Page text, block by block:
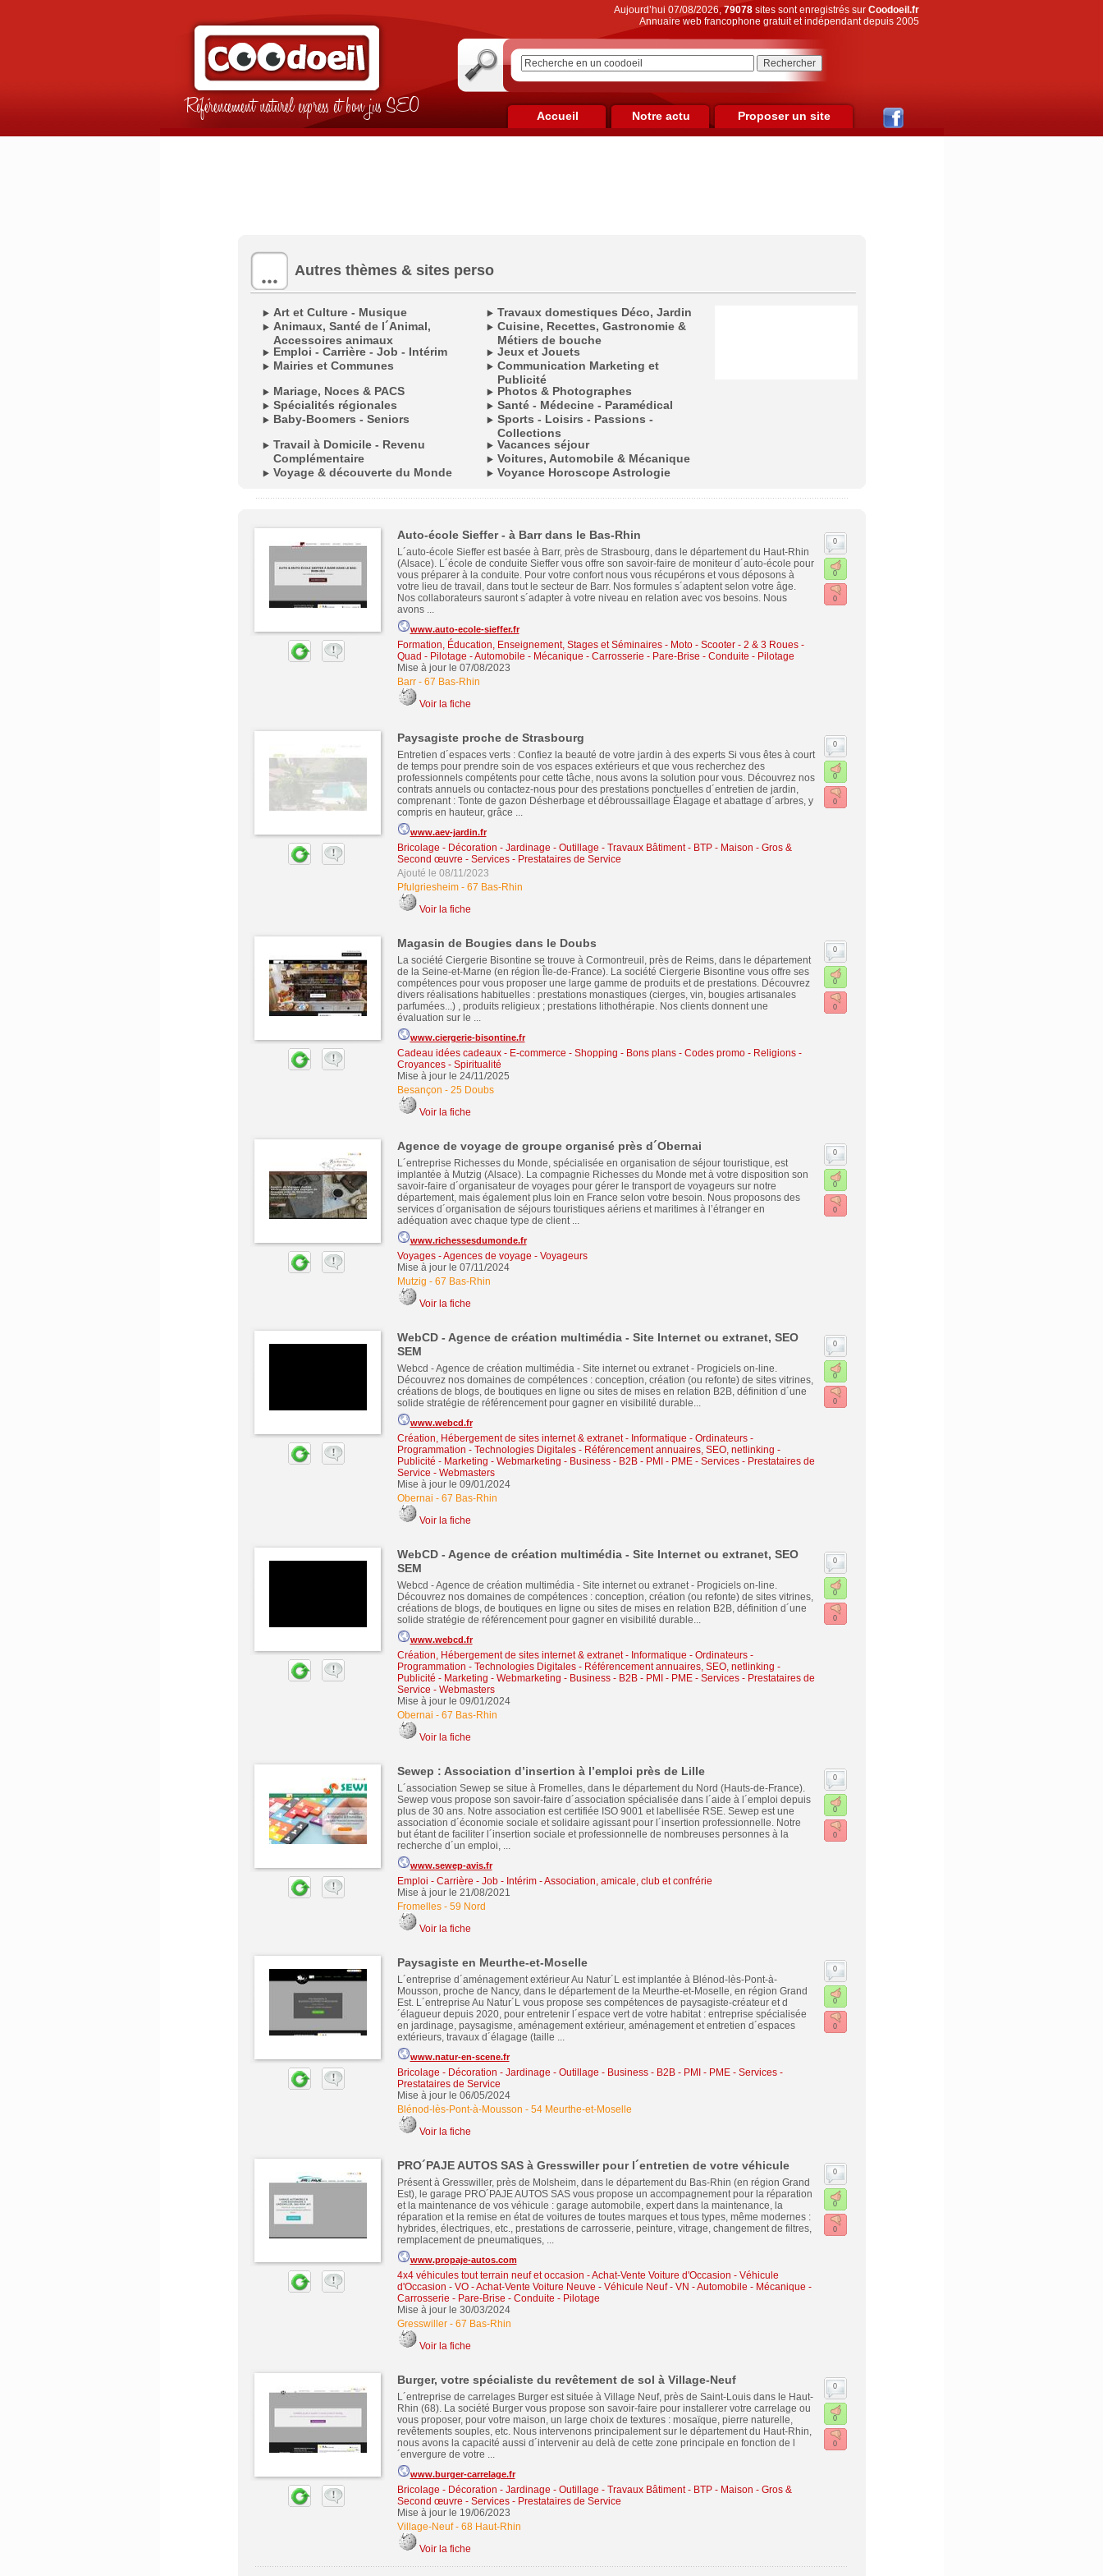
Référencement naturel express et bon jus SEO
Aujourd’hui 07/08/2026,79078sites sont enregistrés sur Coodoeil.fr
Annuaire web francophone gratuit et indépendant depuis 2005
Accueil Notre actu Proposer un site
Autres thèmes & sites perso
Art et Culture - Musique
Travaux domestiques Déco, Jardin
Animaux, Santé de l´Animal,
Accessoires animaux
Cuisine, Recettes, Gastronomie &
Métiers de bouche
Emploi - Carrière - Job - Intérim
Jeux et Jouets
Mairies et Communes
Communication Marketing et
Publicité
Mariage, Noces & PACS
Photos & Photographes
Spécialités régionales
Santé - Médecine - Paramédical
Baby-Boomers - Seniors
Sports - Loisirs - Passions -
Collections
Travail à Domicile - Revenu
Complémentaire
Vacances séjour
Voitures, Automobile & Mécanique
Voyage & découverte du Monde
Voyance Horoscope Astrologie
Auto-école Sieffer - à Barr dans le Bas-Rhin
L´auto-école Sieffer est basée à Barr, près de Strasbourg, dans le département du Haut-Rhin
(Alsace). L´école de conduite Sieffer vous offre son savoir-faire de moniteur d´auto-école pour
vous préparer à la conduite. Pour votre confort nous vous récupérons et vous déposons à
votre lieu de travail, dans tout le secteur de Barr. Nos formules s´adaptent selon votre âge.
Nos collaborateurs sauront s´adapter à votre niveau en relation avec vos besoins. Nous
avons ...
www.auto-ecole-sieffer.fr
Formation, Éducation, Enseignement, Stages et Séminaires- Moto - Scooter - 2 & 3 Roues -
Quad - Pilotage -Automobile - Mécanique - Carrosserie - Pare-Brise - Conduite - Pilotage
Mise à jour le 07/08/2023
Barr- 67 Bas-Rhin
Voir la fiche
0
0
0
Paysagiste proche de Strasbourg
Entretien d´espaces verts : Confiez la beauté de votre jardin à des experts Si vous êtes à court
de temps pour prendre soin de vos espaces extérieurs et que vous recherchez des
professionnels compétents pour cette tâche, nous avons la solution pour vous. Découvrez nos
contrats annuels ou contactez-nous pour des prestations ponctuelles d´entretien de jardin,
comprenant : Tonte de gazon Désherbage et débroussaillage Élagage et abattage d´arbres, y
compris en hauteur, grâce ...
www.aev-jardin.fr
Bricolage - Décoration - Jardinage - Outillage - Travaux Bâtiment - BTP - Maison - Gros &
Second œuvre - Services - Prestataires de Service
Ajouté le 08/11/2023
Pfulgriesheim- 67 Bas-Rhin
Voir la fiche
0
0
0
Magasin de Bougies dans le Doubs
La société Ciergerie Bisontine se trouve à Cormontreuil, près de Reims, dans le département
de la Seine-et-Marne (en région Île-de-France). La société Ciergerie Bisontine vous offre ses
compétences pour vous proposer une large gamme de produits et de prestations. Découvrez
divers réalisations habituelles : prestations monastiques (cierges, vin, bougies artisanales
parfumées...) , produits religieux ; prestations lithothérapie. Nos clients donnent une
évaluation sur le ...
www.ciergerie-bisontine.fr
Cadeau idées cadeaux- E-commerce - Shopping - Bons plans - Codes promo- Religions -
Croyances - Spiritualité
Mise à jour le 24/11/2025
Besançon - 25 Doubs
Voir la fiche
0
0
0
Agence de voyage de groupe organisé près d´Obernai
L´entreprise Richesses du Monde, spécialisée en organisation de séjour touristique, est
implantée à Mutzig (Alsace). La compagnie Richesses du Monde met à votre disposition son
savoir-faire d´organisateur de voyages pour gérer le transport de voyageurs sur notre
département, mais également plus loin en France selon votre besoin. Nous proposons des
services d´organisation de séjours touristiques aériens et maritimes à l’étranger en
adéquation avec chaque type de client ...
www.richessesdumonde.fr
Voyages - Agences de voyage - Voyageurs
Mise à jour le 07/11/2024
Mutzig - 67 Bas-Rhin
Voir la fiche
0
0
0
WebCD - Agence de création multimédia - Site Internet ou extranet, SEO
SEM
Webcd - Agence de création multimédia - Site internet ou extranet - Progiciels on-line.
Découvrez nos domaines de compétences : conception, création (ou refonte) de sites vitrines,
créations de blogs, de boutiques en ligne ou sites de mises en relation B2B, définition d´une
solide stratégie de référencement pour gagner en visibilité durable...
www.webcd.fr
Création, Hébergement de sites internet & extranet- Informatique - Ordinateurs -
Programmation - Technologies Digitales- Référencement annuaires, SEO, netlinking -
Publicité - Marketing - Webmarketing - Business - B2B - PMI - PME- Services - Prestataires de
Service - Webmasters
Mise à jour le 09/01/2024
Obernai - 67 Bas-Rhin
Voir la fiche
0
0
0
WebCD - Agence de création multimédia - Site Internet ou extranet, SEO
SEM
Webcd - Agence de création multimédia - Site internet ou extranet - Progiciels on-line.
Découvrez nos domaines de compétences : conception, création (ou refonte) de sites vitrines,
créations de blogs, de boutiques en ligne ou sites de mises en relation B2B, définition d´une
solide stratégie de référencement pour gagner en visibilité durable...
www.webcd.fr
Création, Hébergement de sites internet & extranet- Informatique - Ordinateurs -
Programmation - Technologies Digitales- Référencement annuaires, SEO, netlinking -
Publicité - Marketing - Webmarketing - Business - B2B - PMI - PME- Services - Prestataires de
Service - Webmasters
Mise à jour le 09/01/2024
Obernai - 67 Bas-Rhin
Voir la fiche
0
0
0
Sewep : Association d’insertion à l’emploi près de Lille
L´association Sewep se situe à Fromelles, dans le département du Nord (Hauts-de-France).
Sewep vous propose son savoir-faire d´association spécialisée dans l´aide à l´emploi depuis
plus de 30 ans. Notre association est certifiée ISO 9001 et labellisée RSE. Sewep est une
association d´économie sociale et solidaire agissant pour l´insertion professionnelle. Notre
but étant de faciliter l´insertion sociale et professionnelle de nombreuses personnes à la
recherche d´un emploi, ...
www.sewep-avis.fr
Emploi - Carrière - Job - Intérim-Association, amicale, club et confrérie
Mise à jour le 21/08/2021
Fromelles- 59 Nord
Voir la fiche
0
0
0
Paysagiste en Meurthe-et-Moselle
L´entreprise d´aménagement extérieur Au Natur´L est implantée à Blénod-lès-Pont-à-
Mousson, proche de Nancy, dans le département de la Meurthe-et-Moselle, en région Grand
Est. L´entreprise Au Natur´L vous propose ses compétences de paysagiste-créateur et d
´élagueur depuis 2020, pour entretenir l´espace vert de votre habitat : entreprise spécialisée
en jardinage, paysagisme, aménagement extérieur, aménagement et entretien d´espaces
extérieurs, travaux d´élagage (taille ...
www.natur-en-scene.fr
Bricolage - Décoration - Jardinage - Outillage - Business - B2B - PMI - PME- Services -
Prestataires de Service
Mise à jour le 06/05/2024
Blénod-lès-Pont-à-Mousson - 54 Meurthe-et-Moselle
Voir la fiche
0
0
0
PRO´PAJE AUTOS SAS à Gresswiller pour l´entretien de votre véhicule
Présent à Gresswiller, près de Molsheim, dans le département du Bas-Rhin (en région Grand
Est), le garage PRO´PAJE AUTOS SAS vous propose un accompagnement pour la réparation
et la maintenance de vos véhicule : garage automobile, expert dans la maintenance, la
réparation et la remise en état de voitures de toutes marques et tous types, même modernes :
hybrides, électriques, etc., prestations de carrosserie, peinture, vitrage, changement de filtres,
remplacement de pneumatiques, ...
www.propaje-autos.com
4x4 véhicules tout terrain neuf et occasion -Achat-Vente Voiture d'Occasion - Véhicule
d'Occasion - VO-Achat-Vente Voiture Neuve - Véhicule Neuf - VN -Automobile - Mécanique -
Carrosserie - Pare-Brise - Conduite - Pilotage
Mise à jour le 30/03/2024
Gresswiller- 67 Bas-Rhin
Voir la fiche
0
0
0
Burger, votre spécialiste du revêtement de sol à Village-Neuf
L´entreprise de carrelages Burger est située à Village Neuf, près de Saint-Louis dans le Haut-
Rhin (68). La société Burger vous propose son savoir-faire pour installerer votre carrelage ou
vous proposer, pour votre maison, un large choix de textures : mosaïque, pierre naturelle,
revêtements souples, etc. Nous intervenons principalement sur le département du Haut-Rhin,
nous avons la capacité aussi d´intervenir au delà de cette zone principale en fonction de l
´envergure de votre ...
www.burger-carrelage.fr
Bricolage - Décoration - Jardinage - Outillage - Travaux Bâtiment - BTP - Maison - Gros &
Second œuvre - Services - Prestataires de Service
Mise à jour le 19/06/2023
Village-Neuf- 68 Haut-Rhin
Voir la fiche
0
0
0